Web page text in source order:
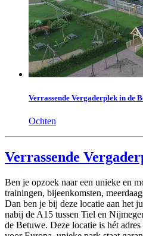
Verrassende Vergaderplek in de
Ochten
Verrassende
Ben je opzoek naar een unieke en
trainingen, bijeenkomsten,
Dan ben je bij deze locatie aan het
nabij de A15 tussen Tiel en
de Betuwe. Deze locatie is hét